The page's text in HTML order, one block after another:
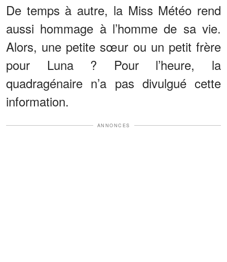
De temps à autre, la Miss Météo rend
aussi hommage à l’homme de sa vie.
Alors, une petite sœur ou un petit frère
pour Luna ? Pour l’heure, la
quadragénaire n’a pas divulgué cette
information.
ANNONCES